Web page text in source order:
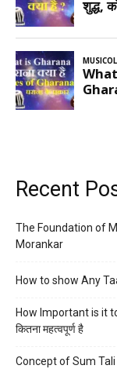
Recent
The Foundation of
Morankar
How to show Any
How Important is it
कितना महत्वपूर्ण है
Concept of Sum Tali